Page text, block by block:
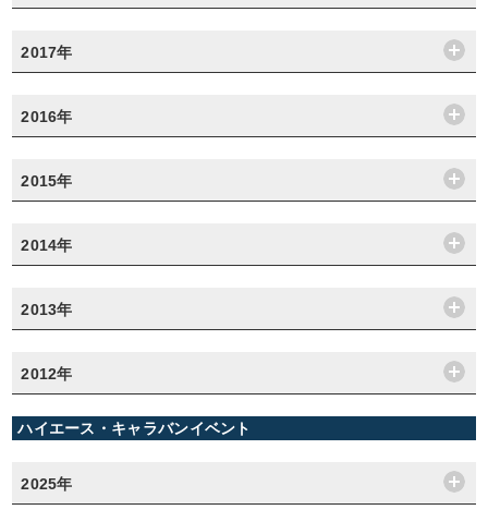
2017年
2016年
2015年
2014年
2013年
2012年
ハイエース・キャラバンイベント
2025年